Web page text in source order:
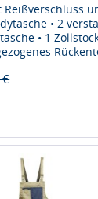
Reißverschluss
• 2
• 1
€